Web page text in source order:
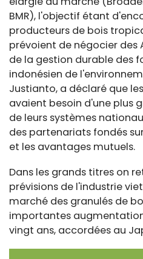
BMR), l'objectif étant
producteurs de bois
prévoient de négocier des
de la gestion durable des
indonésien de
Justianto, a déclaré que
avaient besoin d'une plus
de leurs systèmes
des partenariats fondés
et les avantages mutuels.
Dans les grands titres on
prévisions de l'industrie
marché des granulés de
importantes
vingt ans, accordées au